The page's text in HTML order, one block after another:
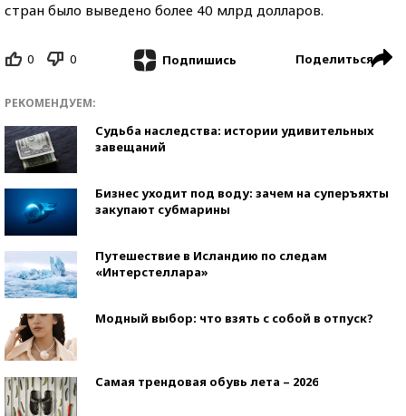
стран было выведено более 40 млрд долларов.
0 0 Подпишись Поделиться
РЕКОМЕНДУЕМ:
Судьба наследства: истории удивительных
завещаний
Бизнес уходит под воду: зачем на суперъяхты
закупают субмарины
Путешествие в Исландию по следам
«Интерстеллара»
Модный выбор: что взять с собой в отпуск?
Самая трендовая обувь лета – 2026